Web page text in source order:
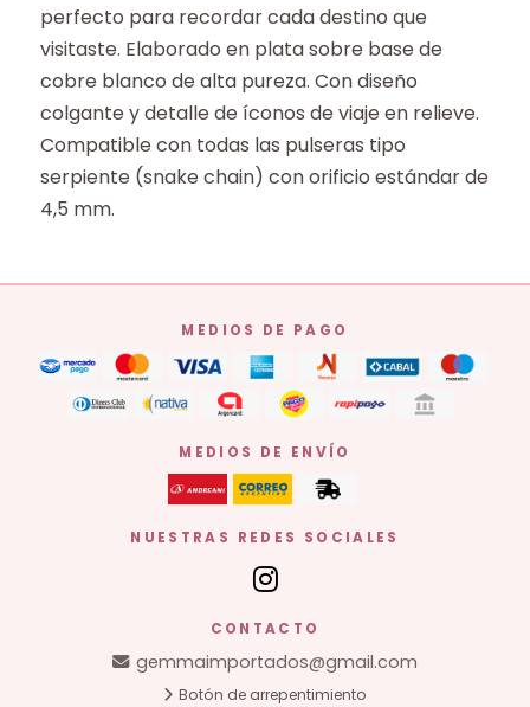
perfecto para recordar cada destino que
visitaste. Elaborado en plata sobre base de
cobre blanco de alta pureza. Con diseño
colgante y detalle de íconos de viaje en relieve.
Compatible con todas las pulseras tipo
serpiente (snake chain) con orificio estándar de
4,5 mm.
MEDIOS DE PAGO
MEDIOS DE ENVÍO
NUESTRAS REDES SOCIALES
CONTACTO
gemmaimportados@gmail.com
Botón de arrepentimiento